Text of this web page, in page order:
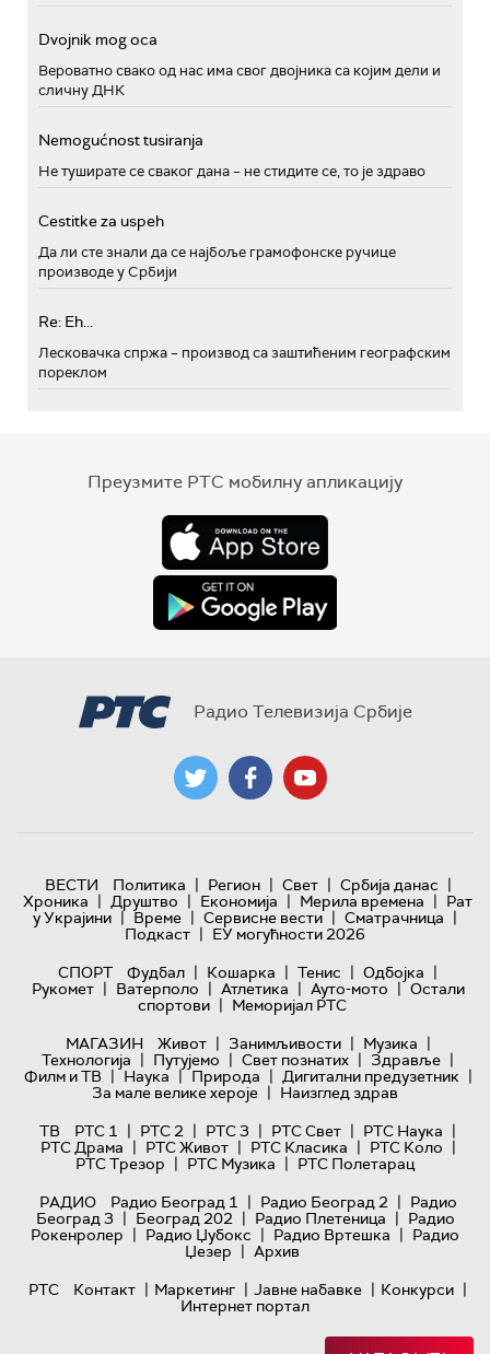
Dvojnik mog oca
Вероватно свако од нас има свог двојника са којим дели и
сличну ДНК
Nemogućnost tusiranja
Не туширате се сваког дана – не стидите се, то је здраво
Cestitke za uspeh
Да ли сте знали да се најбоље грамофонске ручице
производе у Србији
Re: Eh...
Лесковачка спржа – производ са заштићеним географским
пореклом
Преузмите РТС мобилну апликацију
Радио Телевизија Србије
ВЕСТИ Политика | Регион | Свет | Србија данас |
Хроника | Друштво | Економија | Мерила времена | Рат
у Украјини | Време | Сервисне вести | Сматрачница |
Подкаст | ЕУ могућности 2026
СПОРТ
Фудбал | Кошарка | Тенис | Одбојка |
Рукомет | Ватерполо | Атлетика | Ауто-мото | Остали
спортови | Меморијал РТС
МАГАЗИН
Живот | Занимљивости | Музика |
Технологијa | Путујемо | Свет познатих | Здравље |
Филм и ТВ | Наука | Природа | Дигитални предузетник |
За мале велике хероје | Наизглед здрав
ТВ
РТС 1 | РТС 2 | РТС 3 | РТС Свет | РТС Наука |
РТС Драма | РТС Живот | РТС Класика | РТС Коло |
РТС Трезор | РТС Музика | РТС Полетарац
РАДИО
Радио Београд 1 | Радио Београд 2 | Радио
Београд 3 | Београд 202 | Радио Плетеница | Радио
Рокенролер | Радио Џубокс | Радио Вртешка | Радио
Џезер | Архив
РТС
Контакт | Маркетинг | Јавне набавке | Конкурси |
Интернет портал